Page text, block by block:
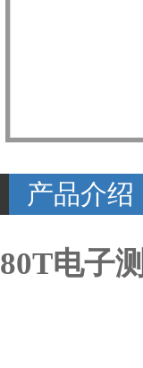
产品介绍
80T电子